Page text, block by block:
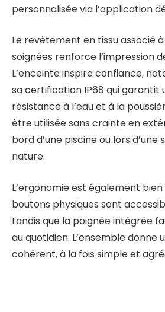
personnalisée via l’application
Le revêtement en tissu associé
soignées renforce l’impression
L’enceinte inspire confiance,
sa certification IP68 qui garantit
résistance à l’eau et à la
être utilisée sans crainte en
bord d’une piscine ou lors d’une
nature.
L’ergonomie est également bien
boutons physiques sont
tandis que la poignée intégrée
au quotidien. L’ensemble donne
cohérent, à la fois simple et